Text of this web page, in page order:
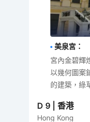
美泉宮 ：
宮內金碧輝
以幾何圖案
的建築，綠
D 9 |香港
Hong Kong